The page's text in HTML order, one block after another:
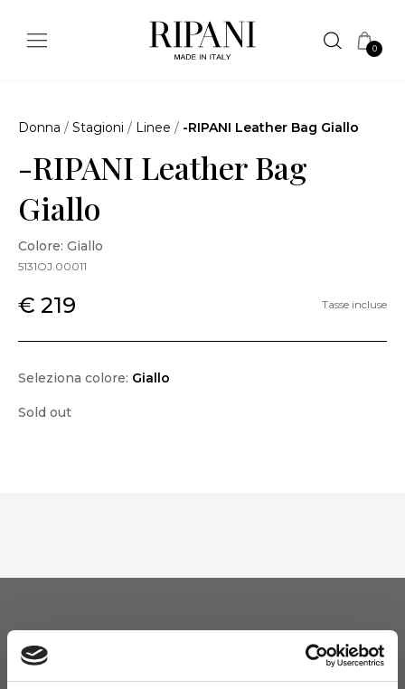
0
Donna / Stagioni / Linee / -RIPANI Leather Bag Giallo
-RIPANI Leather Bag
Giallo
Colore: Giallo
5131OJ.00011
€ 219 Tasse incluse
Seleziona colore: Giallo
Sold out
Tieniti aggiornato